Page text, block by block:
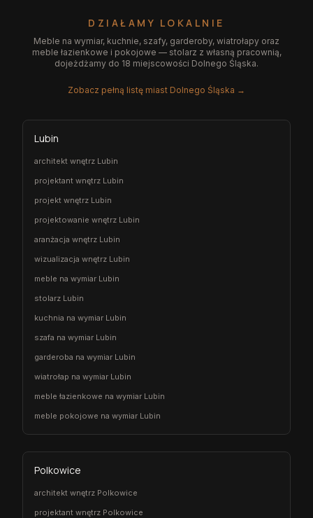
DZIAŁAMY LOKALNIE
Meble na wymiar, kuchnie, szafy, garderoby, wiatrołapy oraz
meble łazienkowe i pokojowe — stolarz z własną pracownią,
dojeżdżamy do 18 miejscowości Dolnego Śląska.
Zobacz pełną listę miast Dolnego Śląska →
Lubin
architekt wnętrz Lubin
projektant wnętrz Lubin
projekt wnętrz Lubin
projektowanie wnętrz Lubin
aranżacja wnętrz Lubin
wizualizacja wnętrz Lubin
meble na wymiar Lubin
stolarz Lubin
kuchnia na wymiar Lubin
szafa na wymiar Lubin
garderoba na wymiar Lubin
wiatrołap na wymiar Lubin
meble łazienkowe na wymiar Lubin
meble pokojowe na wymiar Lubin
Polkowice
architekt wnętrz Polkowice
projektant wnętrz Polkowice